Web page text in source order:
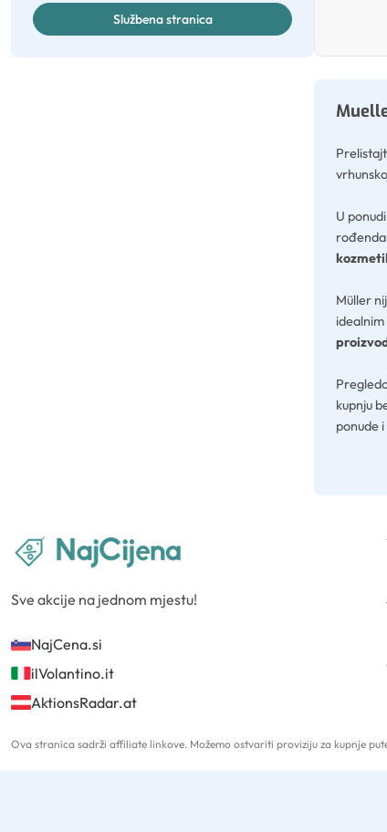
Službena stranica
U
Müller
kupnju
ponude
Sve akcije na jednom mjestu!
NajCena.si
ilVolantino.it
AktionsRadar.at
Ova stranica sadrži affiliate linkove. Možemo ostvariti proviziju za kupnje